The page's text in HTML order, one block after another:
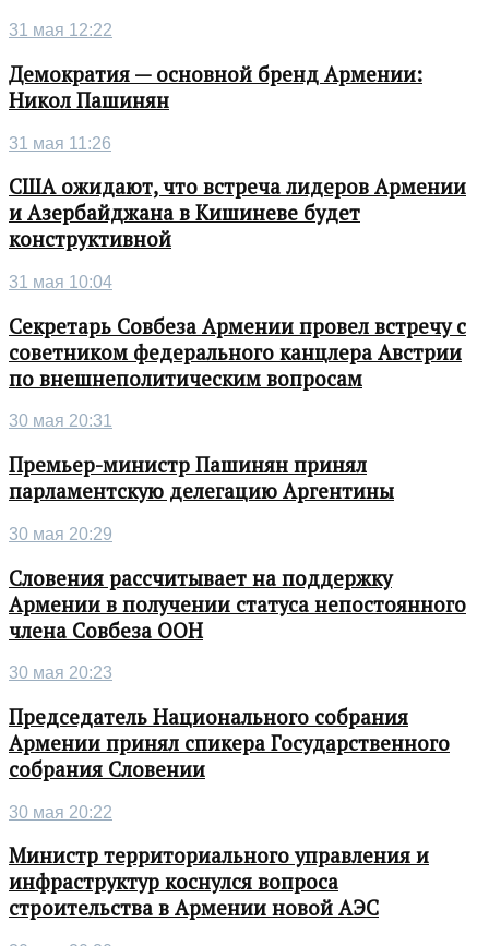
31 мая 12:22
Демократия — основной бренд Армении:
Никол Пашинян
31 мая 11:26
США ожидают, что встреча лидеров Армении
и Азербайджана в Кишиневе будет
конструктивной
31 мая 10:04
Секретарь Совбеза Армении провел встречу с
советником федерального канцлера Австрии
по внешнеполитическим вопросам
30 мая 20:31
Премьер-министр Пашинян принял
парламентскую делегацию Аргентины
30 мая 20:29
Словения рассчитывает на поддержку
Армении в получении статуса непостоянного
члена Совбеза ООН
30 мая 20:23
Председатель Национального собрания
Армении принял спикера Государственного
собрания Словении
30 мая 20:22
Министр территориального управления и
инфраструктур коснулся вопроса
строительства в Армении новой АЭС